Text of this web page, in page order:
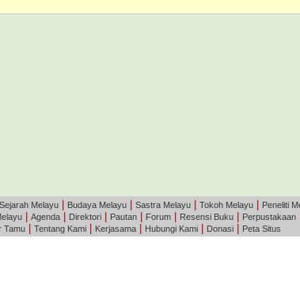
Sejarah Melayu Budaya Melayu Sastra Melayu Tokoh Melayu Peneliti
Agenda Direktori Pautan Forum Resensi Buku Perpustakaan
Tamu
Tentang Kami Kerjasama Hubungi Kami Donasi Peta Situs